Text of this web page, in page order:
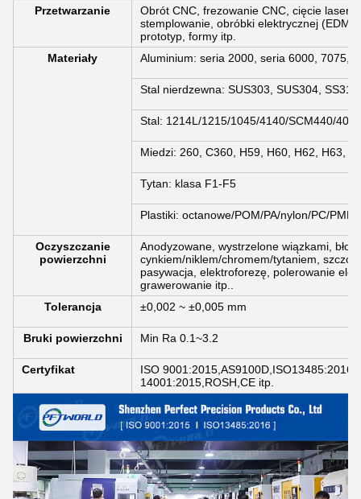
Przetwarzanie
Obrót CNC, frezowanie CNC, cięcie
stemplowanie, obróbki elektrycznej
prototyp, formy itp.
Materiały
Aluminium: seria 2000, seria 6000, 7075,
Stal nierdzewna: SUS303, SUS304,
Stal: 1214L/1215/1045/4140/SCM440/
Miedzi: 260, C360, H59, H60, H62, H63,
Tytan: klasa F1-F5
Plastiki: octanowe/POM/PA/nylon/PC/
Oczyszczanie
powierzchni
Anodyzowane, wystrzelone wiązkami,
cynkiem/niklem/chromem/tytaniem,
pasywacja, elektroforezę, polerowanie
grawerowanie itp..
Tolerancja
±0,002 ~ ±0,005 mm
Bruki powierzchni Min Ra 0.1~3.2
Certyfikat
ISO
14001:2015,ROSH,CE itp.